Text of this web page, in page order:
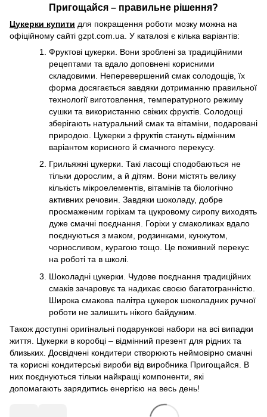
Пригощайся – правильне рішення?
Цукерки купити для покращення роботи мозку можна на
офіційному сайті gzpt.com.ua. У каталозі є кілька варіантів:
Фруктові цукерки. Вони зроблені за традиційними
рецептами та вдало доповнені корисними
складовими. Неперевершений смак солодощів, їх
форма досягається завдяки дотриманню правильної
технології виготовлення, температурного режиму
сушки та використанню свіжих фруктів. Солодощі
зберігають натуральний смак та вітаміни, подаровані
природою. Цукерки з фруктів стануть відмінним
варіантом корисного й смачного перекусу.
Грильяжні цукерки. Такі ласощі сподобаються не
тільки дорослим, а й дітям. Вони містять велику
кількість мікроелементів, вітамінів та біологічно
активних речовин. Завдяки шоколаду, добре
просмаженим горіхам та цукровому сиропу виходять
дуже смачні поєднання. Горіхи у смаколиках вдало
поєднуються з маком, родзинками, кунжутом,
чорносливом, курагою тощо. Це поживний перекус
на роботі та в школі.
Шоколадні цукерки. Чудове поєднання традиційних
смаків зачаровує та надихає своєю багатогранністю.
Широка смакова палітра цукерок шоколадних ручної
роботи не залишить нікого байдужим.
Також доступні оригінальні подарункові набори на всі випадки
життя. Цукерки в коробці – відмінний презент для рідних та
близьких. Досвідчені кондитери створюють неймовірно смачні
та корисні кондитерські вироби від виробника Пригощайся. В
них поєднуються тільки найкращі компоненти, які
допомагають зарядитись енергією на весь день!